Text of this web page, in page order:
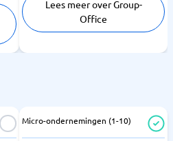
Lees meer over Group-
Office
Micro-ondernemingen (1-10)